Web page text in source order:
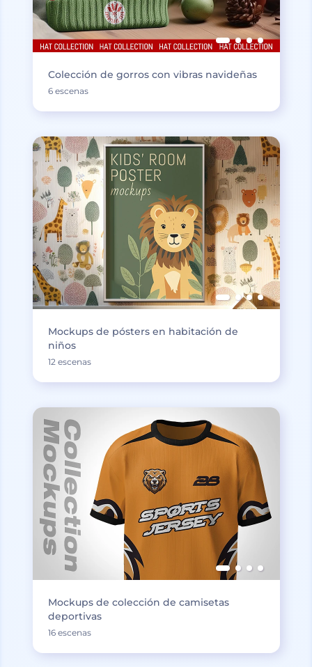
Colección de gorros con vibras navideñas
6 escenas
Mockups de pósters en habitación de
niños
12 escenas
Mockups de colección de camisetas
deportivas
16 escenas